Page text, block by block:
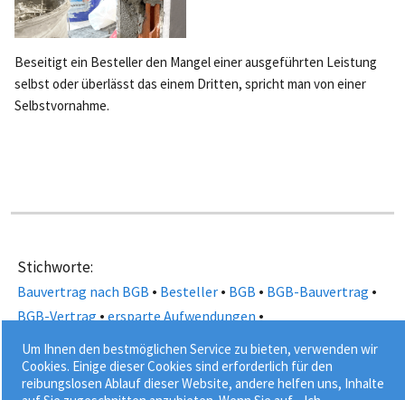
Beseitigt ein Besteller den Mangel einer ausgeführten Leistung
selbst oder überlässt das einem Dritten, spricht man von einer
Selbstvornahme.
Stichworte:
Bauvertrag nach BGB • Besteller • BGB • BGB-Bauvertrag •
BGB-Vertrag•ersparte Aufwendungen•
Leistungspositionen •Nachtragsangebot Teilkündigung
Teilleistungen •Verbraucher •Verbraucherbauvertrag
Verbrauchervertrag•Wegfall von Leistungen
Um Ihnen den bestmöglichen Service zu bieten, verwenden wir
Cookies. Einige dieser Cookies sind erforderlich für den
reibungslosen Ablauf dieser Website, andere helfen uns, Inhalte